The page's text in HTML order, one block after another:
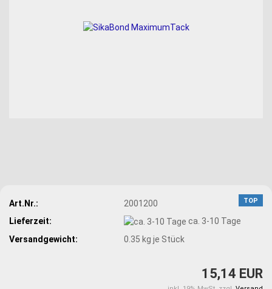
TOP
Art.Nr.:
2001200
Lieferzeit:
ca. 3-10 Tage
Versandgewicht:
0.35 kg je Stück
15,14 EUR